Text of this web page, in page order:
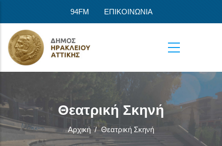
94FM ΕΠΙΚΟΙΝΩΝΙΑ
Θεατρική Σκηνή
Αρχική / Θεατρική Σκηνή